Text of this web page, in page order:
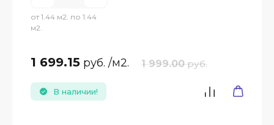
от 1.44 м2. по 1.44
м2.
1 699.15 руб. /м2. 1 999.00 руб.
В наличии!